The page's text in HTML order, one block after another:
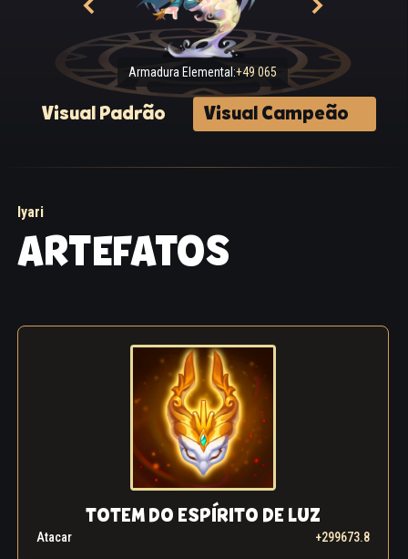
Armadura Elemental:+49 065
Visual Padrão Visual Campeão
Iyari
ARTEFATOS
TOTEM DO ESPÍRITO DE LUZ
Atacar +299673.8